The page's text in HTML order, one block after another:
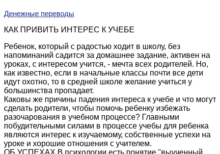
Денежные переводы
КАК ПРИВИТЬ ИНТЕРЕС К УЧЕБЕ
Ребенок, который с радостью ходит в школу, без
напоминаний садится за домашнее задание, активен на
уроках, с интересом учится, - мечта всех родителей. Но,
как известно, если в начальные классы почти все дети
идут охотно, то в средней школе желание учиться у
большинства пропадает.
Каковы же причины падения интереса к учебе и что могут
сделать родители, чтобы помочь ребенку избежать
разочарования в учебном процессе? Главными
побудительными силами в процессе учебы для ребенка
являются интерес к изучаемому, собственные успехи на
уроке и хорошие отношения с учителем.
ОБ УСПЕХАХ В психологии есть понятие "выученный